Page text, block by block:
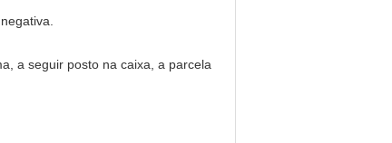
a seguir posto na caixa, a parcela